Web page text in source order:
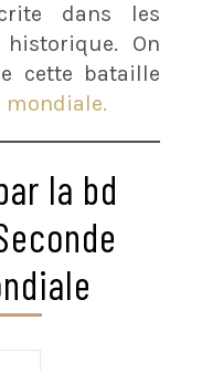
dans les
On
cette bataille
mondiale.
la bd